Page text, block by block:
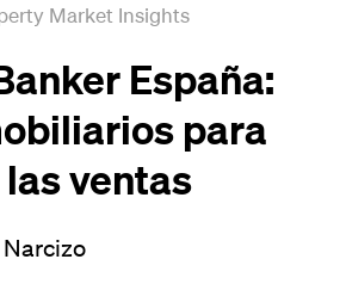
Market Insights
España:
para
ventas